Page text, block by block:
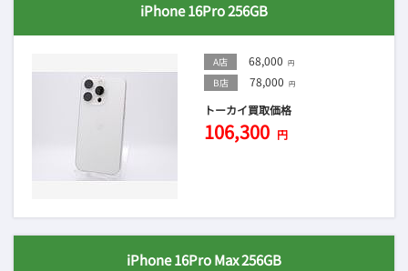
iPhone 16Pro 256GB
A店 68,000 円
B店 78,000 円
トーカイ買取価格
106,300 円
iPhone 16Pro Max 256GB